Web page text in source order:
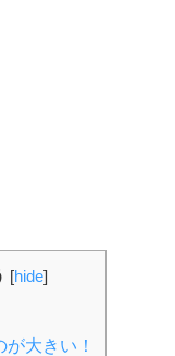
[hide]
大きい！